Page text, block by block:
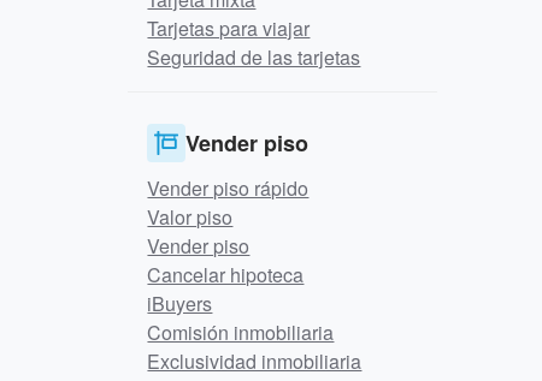
Tarjetas para viajar
Seguridad de las tarjetas
Vender piso
Vender piso rápido
Valor piso
Vender piso
Cancelar hipoteca
iBuyers
Comisión inmobiliaria
Exclusividad inmobiliaria